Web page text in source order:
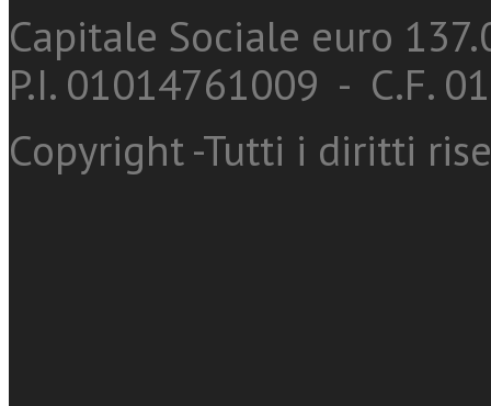
Capitale Sociale euro
P.I. 01014761009 - C.F.
Copyright -Tutti i diritti